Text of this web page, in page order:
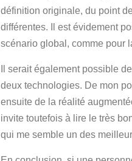
définition originale, du point
différentes. Il est évidement
scénario global, comme pour
Il serait également possible
deux technologies. De mon
ensuite de la réalité
invite toutefois à lire le très
qui me semble un des